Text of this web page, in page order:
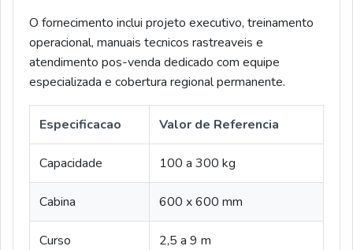
O fornecimento inclui projeto executivo, treinamento
operacional, manuais tecnicos rastreaveis e
atendimento pos-venda dedicado com equipe
especializada e cobertura regional permanente.
Especificacao Valor de Referencia
Capacidade 100 a 300 kg
Cabina 600 x 600 mm
Curso 2,5 a 9 m